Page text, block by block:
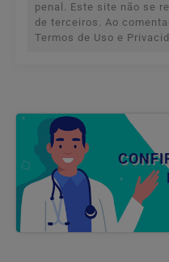
penal. Este site não se
de terceiros. Ao
Termos de Uso e